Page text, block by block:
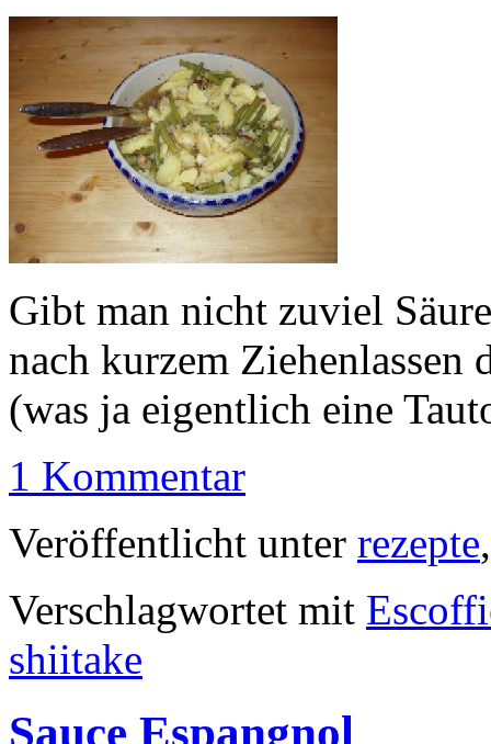
Gibt man nicht zuviel
nach kurzem Ziehenlassen
(was ja eigentlich eine
1 Kommentar
Veröffentlicht unter rezepte
Verschlagwortet mit
shiitake
Sauce Espangnol